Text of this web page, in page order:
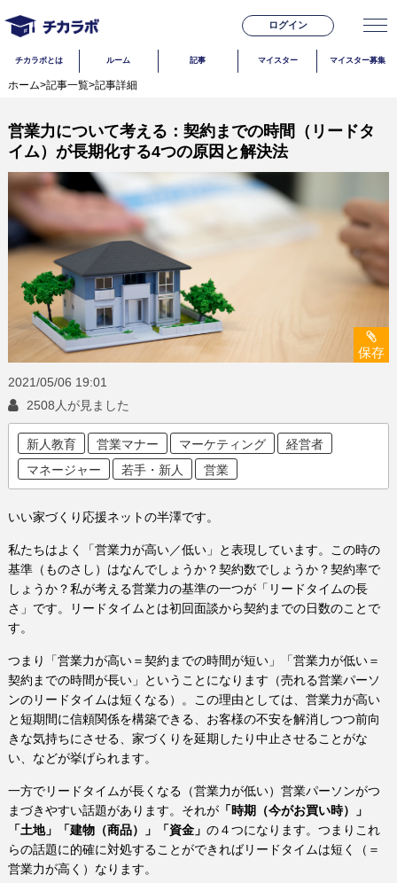
ログイン
チカラボとは ルーム 記事 マイスター マイスター募集
ホーム>記事一覧>記事詳細
営業力について考える：契約までの時間（リードタ
イム）が長期化する4つの原因と解決法
保存
2021/05/06 19:01
2508人が見ました
新人教育 営業マナー マーケティング
経営者
マネージャー
若手・新人 営業
いい家づくり応援ネットの半澤です。
私たちはよく「営業力が高い／低い」と表現しています。この時の
基準（ものさし）はなんでしょうか？契約数でしょうか？契約率で
しょうか？私が考える営業力の基準の一つが「リードタイムの長
さ」です。リードタイムとは初回面談から契約までの日数のことで
す。
つまり「営業力が高い＝契約までの時間が短い」「営業力が低い＝
契約までの時間が長い」ということになります（売れる営業パーソ
ンのリードタイムは短くなる）。この理由としては、営業力が高い
と短期間に信頼関係を構築できる、お客様の不安を解消しつつ前向
きな気持ちにさせる、家づくりを延期したり中止させることがな
い、などが挙げられます。
一方でリードタイムが長くなる（営業力が低い）営業パーソンがつ
まづきやすい話題があります。それが 「時期（今がお買い時）」
「土地」
「建物（商品）」「資金」 の４つになります。つまりこれ
らの話題に的確に対処することができればリードタイムは短く（＝
営業力が高く）なります。